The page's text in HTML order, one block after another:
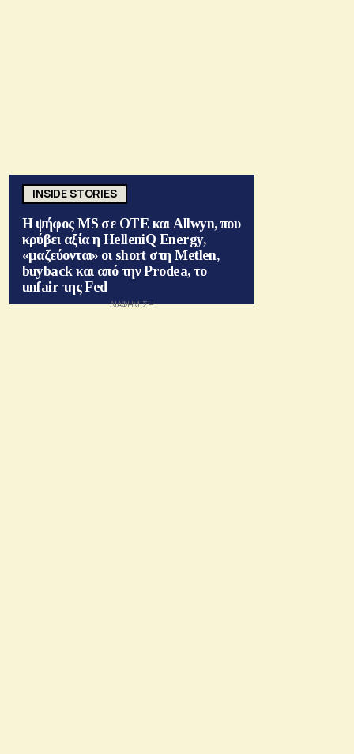
INSIDE STORIES
Η ψήφος MS σε ΟΤΕ και Allwyn, που
κρύβει αξία η HelleniQ Energy,
«μαζεύονται» οι short στη Metlen,
buyback και από την Prodea, το
unfair της Fed